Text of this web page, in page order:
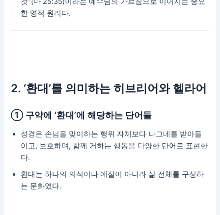
한 영적 원리다.
2. ‘환대’를 의미하는 히브리어와 헬라어
① 구약에 ‘환대’에 해당하는 단어들
성경은 손님을 맞이하는 행위 자체보다 나그네를 받아들
이고, 보호하며, 함께 거하는 행동을 다양한 단어로 표현한
다.
환대는 하나의 의식이나 예절이 아니라 삶 전체를 구성하
는 문화였다.